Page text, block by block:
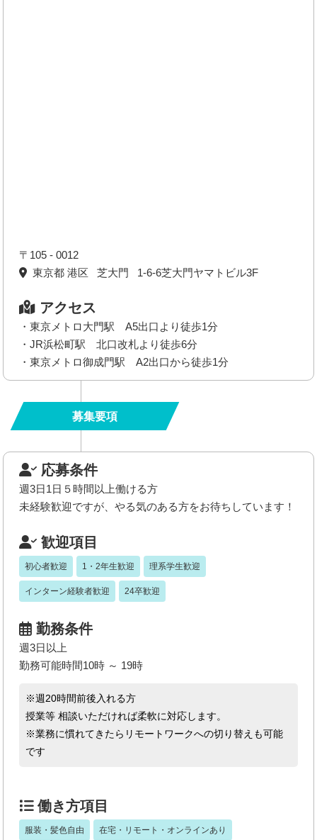
〒105 - 0012
東京都 港区 芝大門 1-6-6芝大門ヤマトビル3F
アクセス
・東京メトロ大門駅 A5出口より徒歩1分
・JR浜松町駅 北口改札より徒歩6分
・東京メトロ御成門駅 A2出口から徒歩1分
募集要項
応募条件
週3日1日５時間以上働ける方
未経験歓迎ですが、やる気のある方をお待ちしています！
歓迎項目
初心者歓迎 1・2年生歓迎 理系学生歓迎
インターン経験者歓迎 24卒歓迎
勤務条件
週3日以上
勤務可能時間10時 ～ 19時
※週20時間前後入れる方
授業等 相談いただければ柔軟に対応します。
※業務に慣れてきたらリモートワークへの切り替えも可能
です
働き方項目
服装・髪色自由 在宅・リモート・オンラインあり